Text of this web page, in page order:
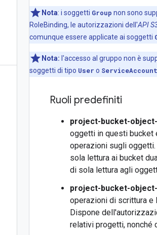
Nota: i soggetti Group non sono
RoleBinding, le autorizzazioni dell'API
comunque essere applicate ai soggetti
Nota: l'accesso al gruppo non è
soggetti di tipo User o ServiceAccount
Ruoli predefiniti
project-bucket-
oggetti in questi bucket
operazioni sugli
sola lettura ai bucket
di sola lettura agli
project-bucket-
operazioni di scrittura e
Dispone
relativi progetti,